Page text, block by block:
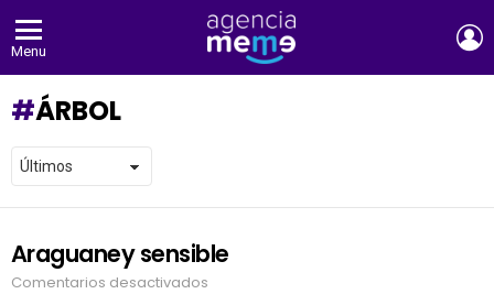
Menu
ÁRBOL
LATEST
STORIES
Araguaney sensible
Comentarios desactivados